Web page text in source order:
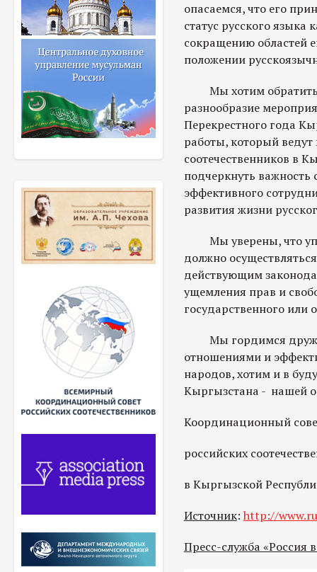
опасаемся, что его
статус русского языка
сокращению областей
положении
Мы хотим обратить
разнообразие
Перекрестного года
работы, который ведут
соотечественников в
подчеркнуть важность
эффективного
развития жизни
Мы уверены, что
должно
действующим
ущемления прав и
государственного или
Мы гордимся
отношениями и
народов, хотим и в
Кыргызстана - нашей
Координационный
российских
в
Источник: http://
Пресс-служба «Россия